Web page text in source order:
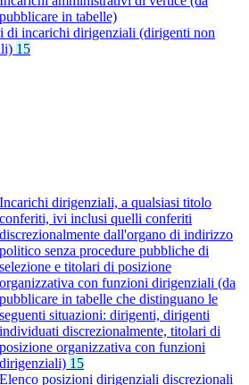
pubblicare in tabelle)
di incarichi dirigenziali (dirigenti non
15
Incarichi dirigenziali, a qualsiasi titolo
conferiti, ivi inclusi quelli conferiti
discrezionalmente dall'organo di indirizzo
politico senza procedure pubbliche di
selezione e titolari di posizione
organizzativa con funzioni dirigenziali (da
pubblicare in tabelle che distinguano le
seguenti situazioni: dirigenti, dirigenti
individuati discrezionalmente, titolari di
posizione organizzativa con funzioni
dirigenziali) 15
Elenco posizioni dirigenziali discrezionali